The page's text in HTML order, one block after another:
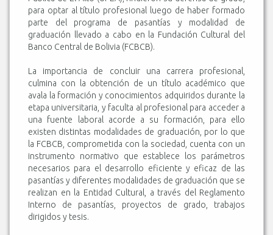
para optar al título profesional luego de haber formado
parte del programa de pasantías y modalidad de
graduación llevado a cabo en la Fundación Cultural del
Banco Central de Bolivia (FCBCB).
La importancia de concluir una carrera profesional,
culmina con la obtención de un título académico que
avala la formación y conocimientos adquiridos durante la
etapa universitaria, y faculta al profesional para acceder a
una fuente laboral acorde a su formación, para ello
existen distintas modalidades de graduación, por lo que
la FCBCB, comprometida con la sociedad, cuenta con un
instrumento normativo que establece los parámetros
necesarios para el desarrollo eficiente y eficaz de las
pasantías y diferentes modalidades de graduación que se
realizan en la Entidad Cultural, a través del Reglamento
Interno de pasantías, proyectos de grado, trabajos
dirigidos y tesis.